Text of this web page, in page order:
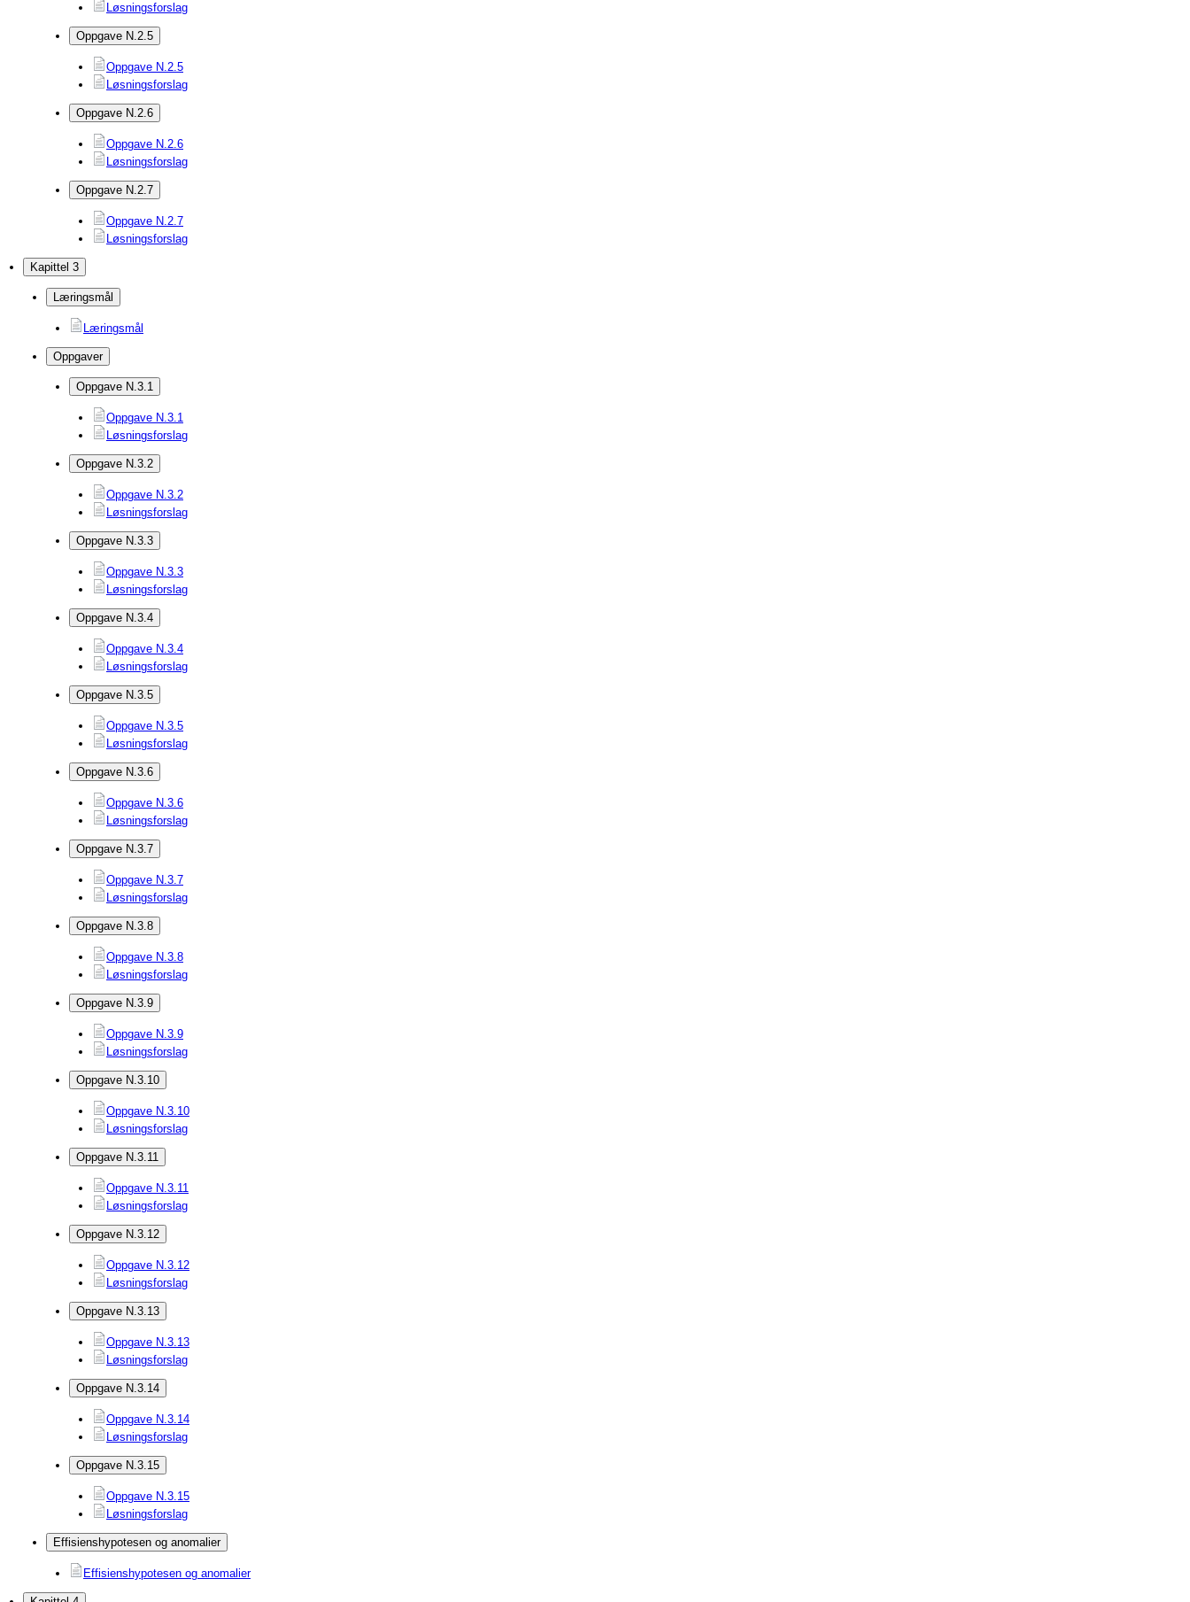
Løsningsforslag
Oppgave N.2.5
Oppgave N.2.5
Løsningsforslag
Oppgave N.2.6
Oppgave N.2.6
Løsningsforslag
Oppgave N.2.7
Oppgave N.2.7
Løsningsforslag
Kapittel 3
Læringsmål
Læringsmål
Oppgaver
Oppgave N.3.1
Oppgave N.3.1
Løsningsforslag
Oppgave N.3.2
Oppgave N.3.2
Løsningsforslag
Oppgave N.3.3
Oppgave N.3.3
Løsningsforslag
Oppgave N.3.4
Oppgave N.3.4
Løsningsforslag
Oppgave N.3.5
Oppgave N.3.5
Løsningsforslag
Oppgave N.3.6
Oppgave N.3.6
Løsningsforslag
Oppgave N.3.7
Oppgave N.3.7
Løsningsforslag
Oppgave N.3.8
Oppgave N.3.8
Løsningsforslag
Oppgave N.3.9
Oppgave N.3.9
Løsningsforslag
Oppgave N.3.10
Oppgave N.3.10
Løsningsforslag
Oppgave N.3.11
Oppgave N.3.11
Løsningsforslag
Oppgave N.3.12
Oppgave N.3.12
Løsningsforslag
Oppgave N.3.13
Oppgave N.3.13
Løsningsforslag
Oppgave N.3.14
Oppgave N.3.14
Løsningsforslag
Oppgave N.3.15
Oppgave N.3.15
Løsningsforslag
Effisienshypotesen og anomalier
Effisienshypotesen og anomalier